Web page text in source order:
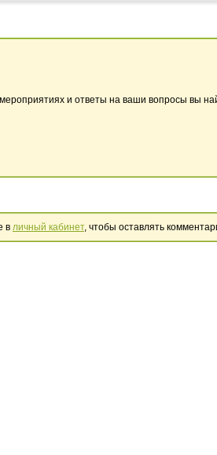
и ответы на ваши вопросы вы
в личный кабинет, чтобы оставлять